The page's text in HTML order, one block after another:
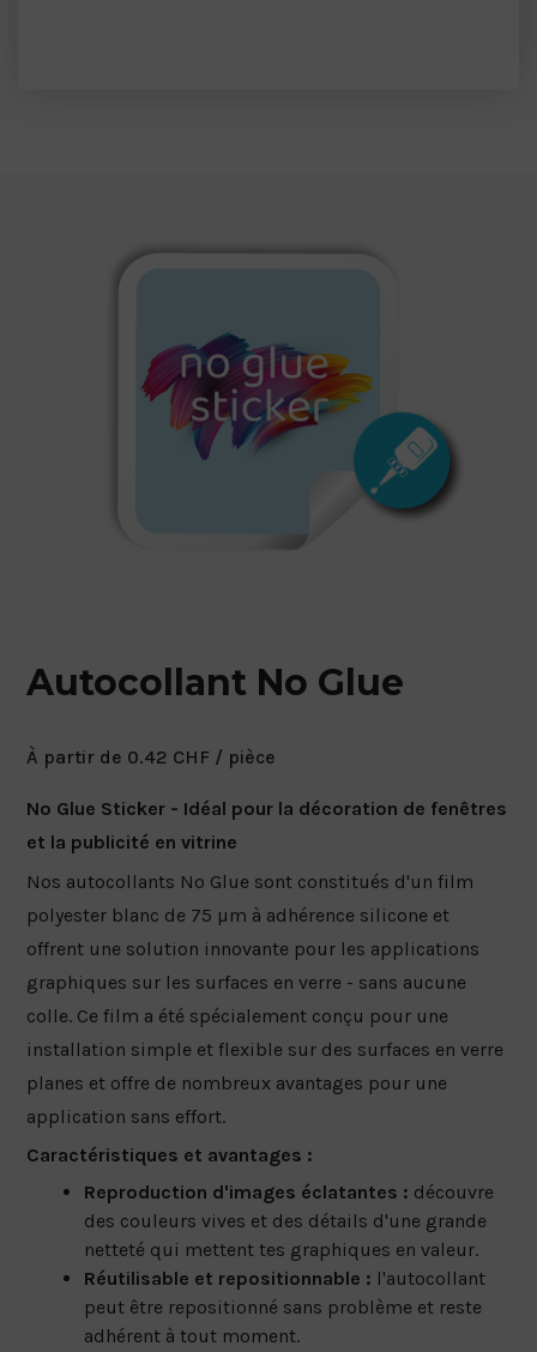
Autocollant No Glue
À partir de 0.42 CHF / pièce
No Glue Sticker - Idéal pour la décoration de fenêtres
et la publicité en vitrine
Nos autocollants No Glue sont constitués d'un film
polyester blanc de 75 µm à adhérence silicone et
offrent une solution innovante pour les applications
graphiques sur les surfaces en verre - sans aucune
colle. Ce film a été spécialement conçu pour une
installation simple et flexible sur des surfaces en verre
planes et offre de nombreux avantages pour une
application sans effort.
Caractéristiques et avantages :
Reproduction d'images éclatantes : découvre
des couleurs vives et des détails d'une grande
netteté qui mettent tes graphiques en valeur.
Réutilisable et repositionnable : l'autocollant
peut être repositionné sans problème et reste
adhérent à tout moment.